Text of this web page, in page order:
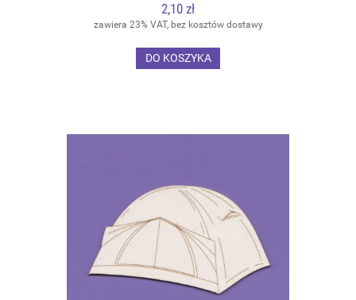
2,10 zł
zawiera 23% VAT, bez kosztów dostawy
DO KOSZYKA